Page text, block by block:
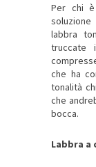
Per chi
labbra
truccate
che ha
tonalità
che
bocca.
Labbra a